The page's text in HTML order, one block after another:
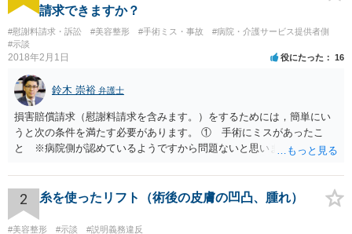
請求できますか？
#慰謝料請求・訴訟 #美容整形 #手術ミス・事故
#病院・介護サービス提供者側
#示談
2018年2月1日 役にたった 16
鈴木 崇裕 弁護士
損害賠償請求（慰謝料請求を含みます。）をするためには，簡単にい
うと次の条件を満たす必要があります。 ① 手術にミスがあったこ
と ※病院側が認めているようですから問題ないと思います。 ② 手
術のミスの「せいで」マスクが外せなくなったこと ④ 仕事を休まな
ければならなくなった「せいで」休業損害が発生したこと ⑤ マスク
を外せなくなった「せいで」経済的に評価できる精神的な損害が発生
したこと 「せいで」と強調した点が，内藤先生のご指摘なさる「相当
2 糸を使ったリフト（術後の皮膚の凹凸、腫れ）
#美容整形 #示談 #説明義務違反